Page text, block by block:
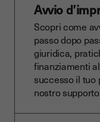
Avvio
Scopri come
passo dopo
giuridica,
finanziamenti
successo il tuo
nostro